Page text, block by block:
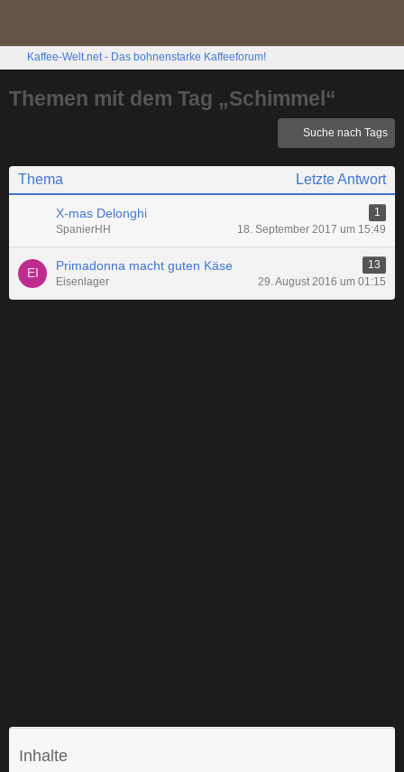
Kaffee-Welt.net - Das bohnenstarke Kaffeeforum!
Themen mit dem Tag „Schimmel“
Suche nach Tags
Thema Letzte Antwort
X-mas Delonghi
1
SpanierHH
18. September 2017 um 15:49
Primadonna macht guten Käse
13
Eisenlager
29. August 2016 um 01:15
Inhalte